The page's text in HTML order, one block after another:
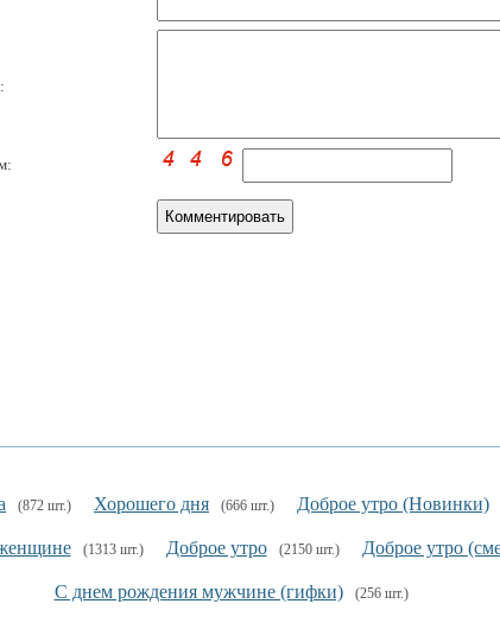
(872 шт.) Хорошего дня (666 шт.) Доброе утро (Новинки)
(1313 шт.) Доброе утро (2150 шт.) Доброе утро
С днем рождения мужчине (гифки) (256 шт.)